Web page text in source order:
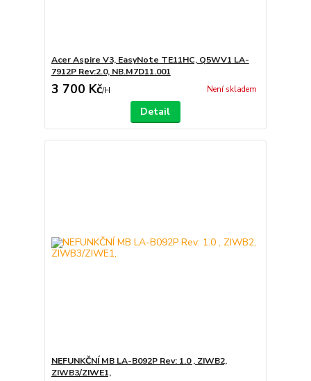
Acer Aspire V3, EasyNote TE11HC, Q5WV1 LA-
7912P Rev:2.0, NB.M7D11.001
3 700 Kč/H Není skladem
Detail
NEFUNKČNÍ MB LA-B092P Rev: 1.0 , ZIWB2,
ZIWB3/ZIWE1,